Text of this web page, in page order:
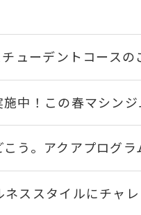
ューデントコース
中！この春マシン
う。アクアプログ
ススタイルにチャ